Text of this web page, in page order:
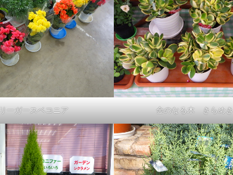
リーガースベコニア 金のなる木 きらめき